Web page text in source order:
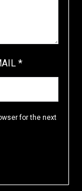
*
for the next